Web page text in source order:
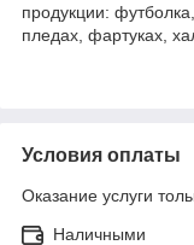
продукции:
пледах, фартуках,
Условия оплаты
Оказание услуги
Наличными